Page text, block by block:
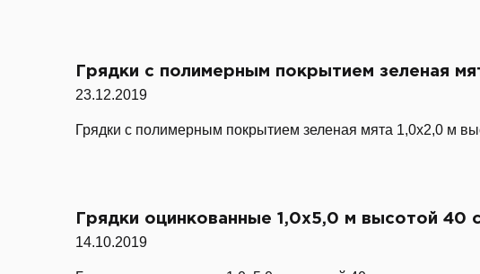
Грядки с полимерным покрытием зеленая
23.12.2019
Грядки с полимерным покрытием зеленая мята 1,0х2,0 м
Грядки оцинкованные 1,0х5,0 м высотой 40
14.10.2019